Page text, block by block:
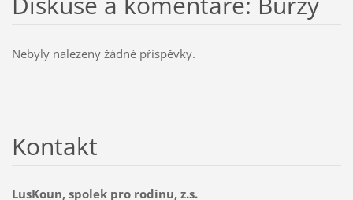
Nebyly nalezeny žádné příspěvky.
Kontakt
LusKoun, spolek pro rodinu, z.s.